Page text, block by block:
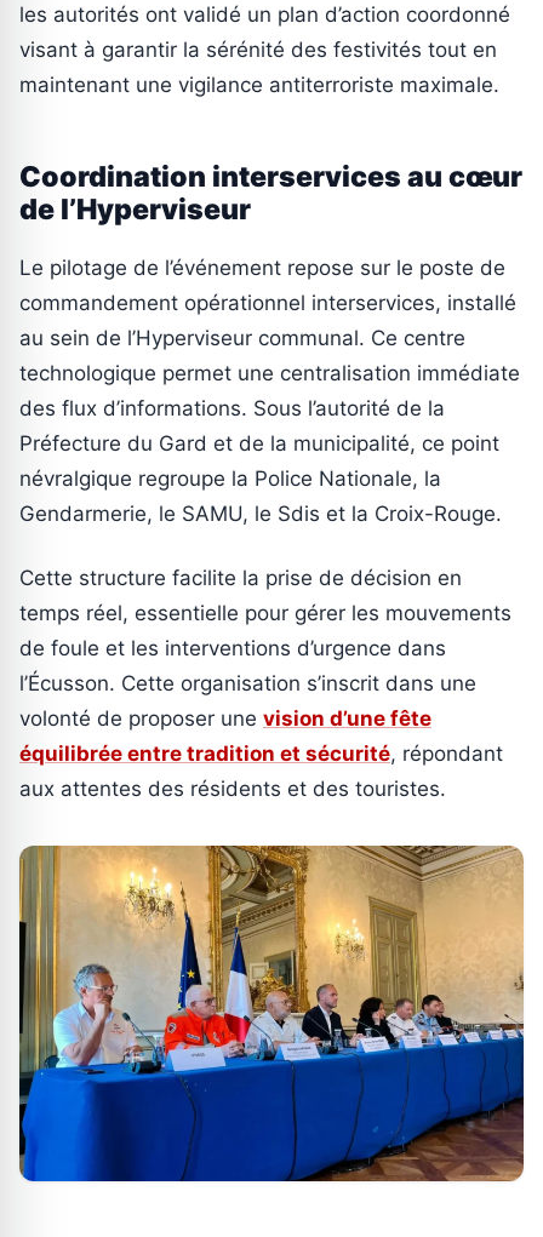
les autorités ont validé un plan d’action coordonné
visant à garantir la sérénité des festivités tout en
maintenant une vigilance antiterroriste maximale.
Coordination interservices au cœur
de l’Hyperviseur
Le pilotage de l’événement repose sur le poste de
commandement opérationnel interservices, installé
au sein de l’Hyperviseur communal. Ce centre
technologique permet une centralisation immédiate
des flux d’informations. Sous l’autorité de la
Préfecture du Gard et de la municipalité, ce point
névralgique regroupe la Police Nationale, la
Gendarmerie, le SAMU, le Sdis et la Croix-Rouge.
Cette structure facilite la prise de décision en
temps réel, essentielle pour gérer les mouvements
de foule et les interventions d’urgence dans
l’Écusson. Cette organisation s’inscrit dans une
volonté de proposer une vision d’une fête
équilibrée entre tradition et sécurité, répondant
aux attentes des résidents et des touristes.